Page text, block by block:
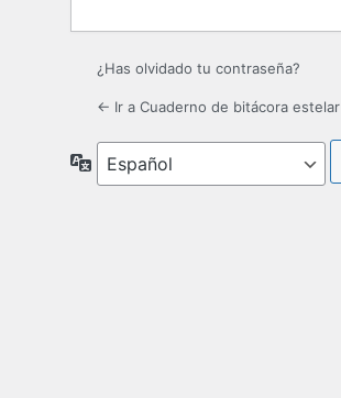
¿Has olvidado tu contraseña?
← Ir a Cuaderno de bitácora estelar
Idioma